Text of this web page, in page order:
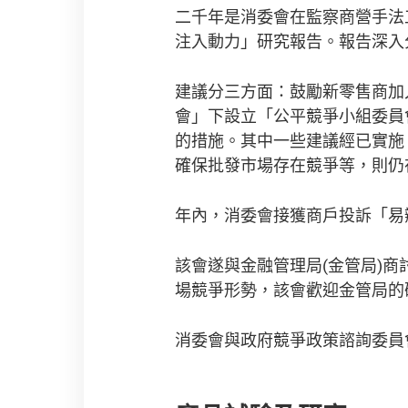
二千年是消委會在監察商營手
注入動力」研究報告。報告深
建議分三方面：鼓勵新零售商
會」下設立「公平競爭小組委
的措施。其中一些建議經已實
確保批發市場存在競爭等，則
年內，消委會接獲商戶投訴「
該會遂與金融管理局(金管局)商
場競爭形勢，該會歡迎金管局
消委會與政府競爭政策諮詢委